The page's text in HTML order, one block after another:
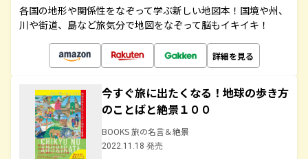
各国の地形や関係性をなぞって学ぶ新しい地図本！国境や州、
川や街道、島など旅気分で地図をなぞって脳もイキイキ！
詳細を見る
今すぐ旅に出たくなる！地球の歩き方
のことばと絶景１００
BOOKS 旅の名言＆絶景
2022.11.18 発売